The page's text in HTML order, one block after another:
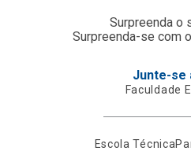
Surpreenda o
Surpreenda-se com
Junte-se
Faculdade
Escola Técnica